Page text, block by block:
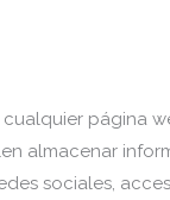
página
almacenar
sociales,